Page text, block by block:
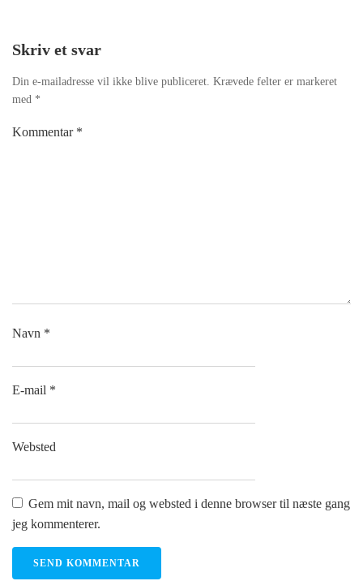
Skriv et svar
Din e-mailadresse vil ikke blive publiceret. Krævede felter er markeret
med *
Kommentar *
Navn *
E-mail *
Websted
Gem mit navn, mail og websted i denne browser til næste gang
jeg kommenterer.